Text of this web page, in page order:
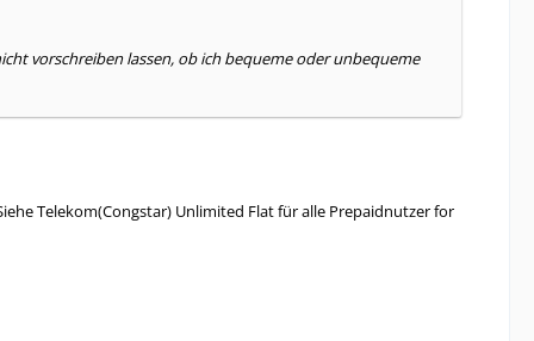
vorschreiben lassen, ob ich bequeme oder unbequeme
Telekom(Congstar) Unlimited Flat für alle Prepaidnutzer for